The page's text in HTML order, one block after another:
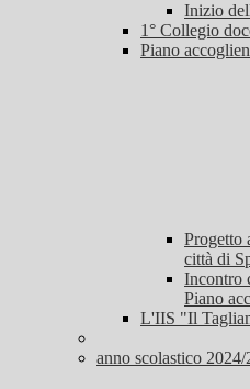
Inizio
1° Collegio
Piano
Progetto
città di
Incontro
Piano
L'IIS "Il
anno scolastico 2024/